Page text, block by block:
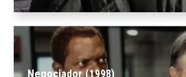
Negociador (1998)